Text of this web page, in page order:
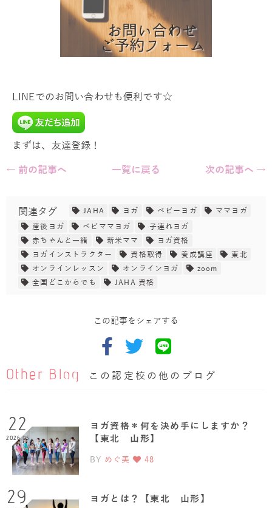
LINEでのお問い合わせも便利です☆
まずは、友達登録！
← 前の記事へ
一覧に戻る 次の記事へ →
関連タグ JAHA ヨガ ベビーヨガ
ママヨガ
産後ヨガ
ベビママヨガ
子連れヨガ
赤ちゃんと一緒
新米ママ
ヨガ資格
ヨガインストラクター
資格取得 養成講座
東北
オンラインレッスン
オンラインヨガ
zoom
全国どこからでも
JAHA 資格
この記事をシェアする
Other Blog この認定校の他のブログ
22
2026.05
ヨガ資格＊何を決め手にしますか？
【東北 山形】
BY めぐ美 48
29 ヨガとは？【東北 山形】